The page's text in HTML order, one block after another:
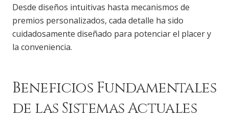
Desde diseños intuitivas hasta mecanismos de
premios personalizados, cada detalle ha sido
cuidadosamente diseñado para potenciar el placer y
la conveniencia.
Beneficios Fundamentales
de las Sistemas Actuales